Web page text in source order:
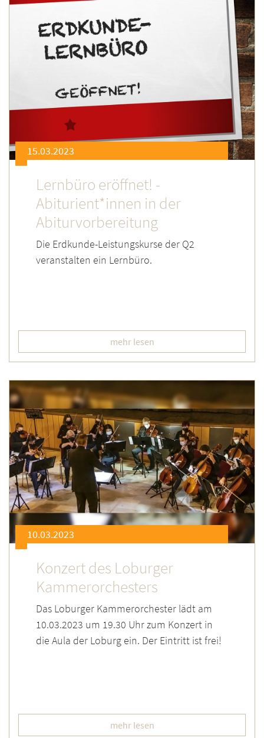
15.03.2023
Lernbüro eröffnet! -
Abiturient*innen in der
Abiturvorbereitung
Die Erdkunde-Leistungskurse der Q2
veranstalten ein Lernbüro.
mehr lesen
10.03.2023
Konzert des Loburger
Kammerorchesters
Das Loburger Kammerorchester lädt am
10.03.2023 um 19.30 Uhr zum Konzert in
die Aula der Loburg ein. Der Eintritt ist frei!
mehr lesen